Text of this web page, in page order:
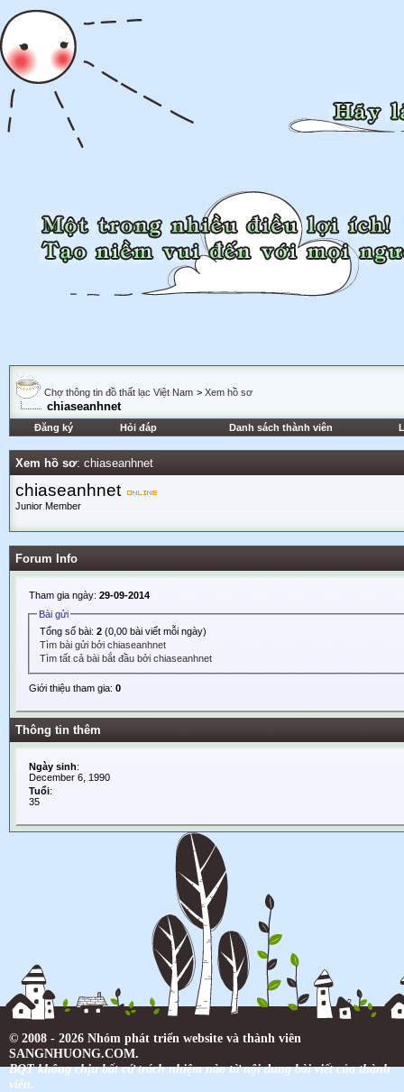
Chợ thông tin đồ thất lạc Việt Nam > Xem hồ sơ
chiaseanhnet
Đăng ký Hỏi đáp Danh sách thành viên
Xem hồ sơ: chiaseanhnet
chiaseanhnet
Junior Member
Forum Info
Tham gia ngày: 29-09-2014
Bài gửi
Tổng số bài:2 (0,00 bài viết mỗi ngày)
Tìm bài gửi bởi chiaseanhnet
Tìm tất cả bài bắt đầu bởi chiaseanhnet
Giới thiệu tham gia: 0
Thông tin thêm
Ngày sinh:
December 6, 1990
Tuổi:
35
© 2008 - 2026 Nhóm phát triển website và thành viên
SANGNHUONG.COM.
BQT không chịu bất cứ trách nhiệm nào từ nội dung bài viết của thành
viên.